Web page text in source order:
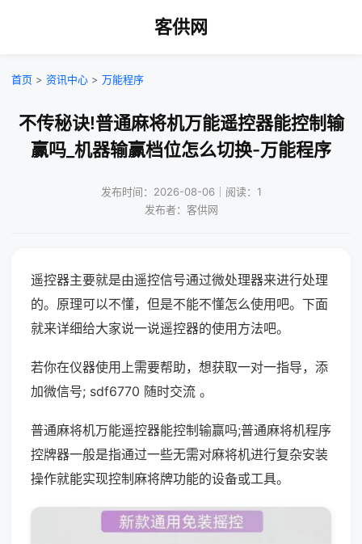
客供网
首页 > 资讯中心 > 万能程序
不传秘诀!普通麻将机万能遥控器能控制输
赢吗_机器输赢档位怎么切换-万能程序
发布时间：2026-08-06｜阅读：1
发布者：客供网
遥控器主要就是由遥控信号通过微处理器来进行处理
的。原理可以不懂，但是不能不懂怎么使用吧。下面
就来详细给大家说一说遥控器的使用方法吧。
若你在仪器使用上需要帮助，想获取一对一指导，添
加微信号; sdf6770 随时交流 。
普通麻将机万能遥控器能控制输赢吗;普通麻将机程序
控牌器一般是指通过一些无需对麻将机进行复杂安装
操作就能实现控制麻将牌功能的设备或工具。